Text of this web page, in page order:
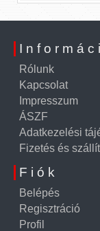
Rólunk
Kapcsolat
Impresszum
ÁSZF
Adatkezelési
Fizetés és
Fiók
Belépés
Regisztráció
Profil